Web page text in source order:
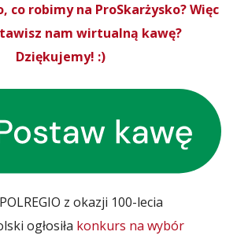
co robimy na ProSkarżysko? Więc
nam wirtualną kawę?
Dziękujemy! :)
z okazji 100-lecia
ogłosiła konkurs na wybór